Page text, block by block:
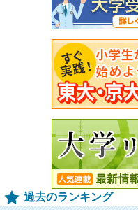
過去のランキング